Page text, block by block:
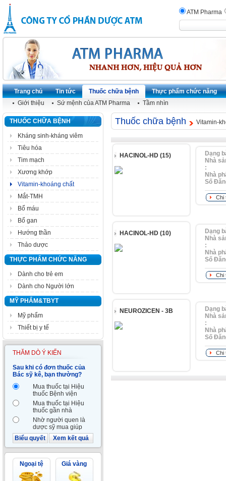
ATM Pharma
Trang chủ Tin tức Thuốc chữa bệnh
Thực phẩm chức năng
Giới thiệu
Sứ mệnh của ATM Pharma Tầm nhìn
THUỐC CHỮA BỆNH
Kháng sinh-kháng viêm
Tiêu hóa
Tim mạch
Xương khớp
Vitamin-khoáng chất
Mắt-TMH
Bổ máu
Bổ gan
Hướng thần
Thảo dược
THỰC PHẨM CHỨC NĂNG
Dành cho trẻ em
Dành cho Người lớn
MỸ PHẨM&TBYT
Mỹ phẩm
Thiết bị y tế
THĂM DÒ Ý KIẾN
Sau khi có đơn thuốc của
Bác sỹ kê, bạn thường?
Mua thuốc tại Hiệu
thuốc Bệnh viện
Mua thuốc tại Hiệu
thuốc gần nhà
Nhờ người quen là
dược sỹ mua giúp
Biểu quyết
Xem kết quả
Ngoại tệ Giá vàng
Thuốc chữa bệnh Vitamin-
HACINOL-HD (15)
Dạng
Nhà
:
Nhà
Số
Chi
HACINOL-HD (10)
Dạng
Nhà
:
Nhà
Số
Chi
NEUROZICEN - 3B
Dạng
Nhà
:
Nhà
Số
Chi